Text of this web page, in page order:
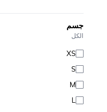
جسم
الكل
XS
S
M
L